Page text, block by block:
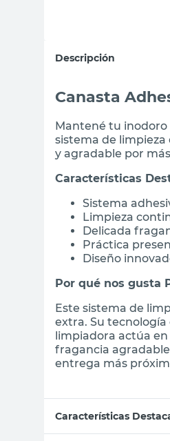
Descripción
Canasta
Mantené tu inodoro
sistema de
y agradable por
Características
Sistema
Limpieza
Delicada
Práctica
Diseño
Por qué nos gusta
Este sistema de
extra. Su
limpiadora actúa
fragancia
entrega más
Características